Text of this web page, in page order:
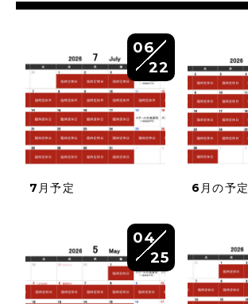
06
22
7月予定 6月の予定
04
25